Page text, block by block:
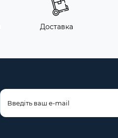
Доставка